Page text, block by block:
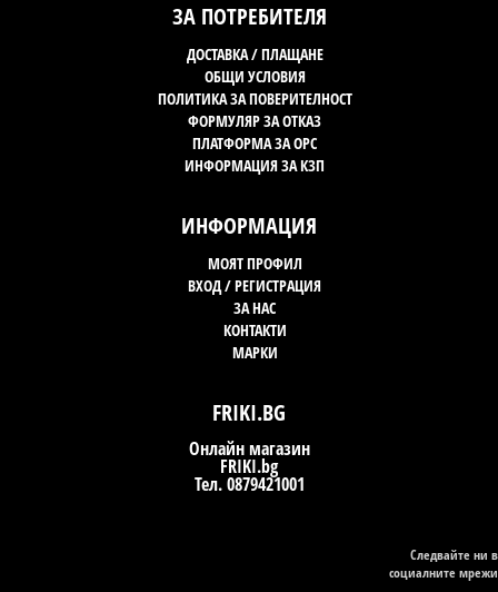
ЗА ПОТРЕБИТЕЛЯ
ДОСТАВКА / ПЛАЩАНЕ
ОБЩИ УСЛОВИЯ
ПОЛИТИКА ЗА ПОВЕРИТЕЛНОСТ
ФОРМУЛЯР ЗА ОТКАЗ
ПЛАТФОРМА ЗА OPC
ИНФОРМАЦИЯ ЗА КЗП
ИНФОРМАЦИЯ
МОЯТ ПРОФИЛ
ВХОД / РЕГИСТРАЦИЯ
ЗА НАС
КОНТАКТИ
МАРКИ
FRIKI.BG
Онлайн магазин
FRIKI.bg
Тел. 0879421001
Следвайте ни в
социалните мрежи